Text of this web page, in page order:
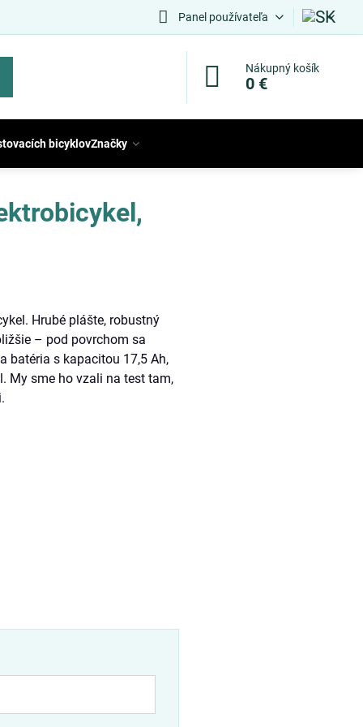
Panel používateľa
Nákupný košík
0 €
bicyklovZnačky
Hrubé plášte, robustný
– pod povrchom sa
batéria s kapacitou 17,5 Ah,
My sme ho vzali na test tam,